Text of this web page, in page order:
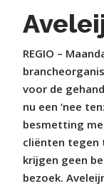
REGIO –
voor de
nu een ‘nee
besmetting
cliënten tegen
krijgen geen
bezoek.